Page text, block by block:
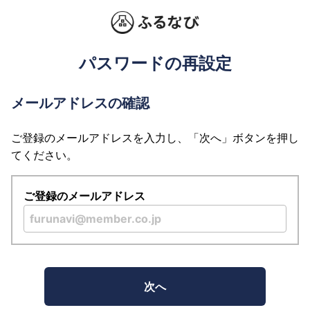
パスワードの再設定
メールアドレスの確認
ご登録のメールアドレスを入力し、「次へ」ボタンを押し
てください。
ご登録のメールアドレス